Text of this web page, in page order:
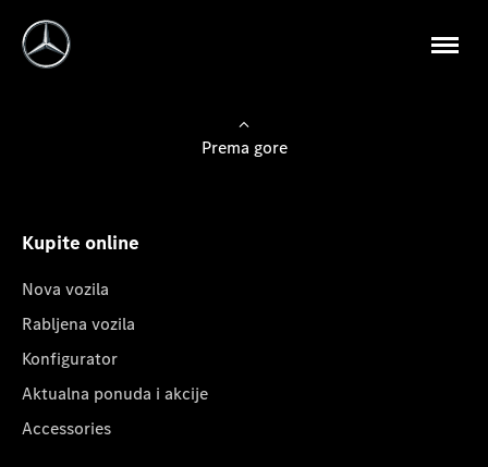
Prema gore
Kupite online
Nova vozila
Rabljena vozila
Konfigurator
Aktualna ponuda i akcije
Accessories